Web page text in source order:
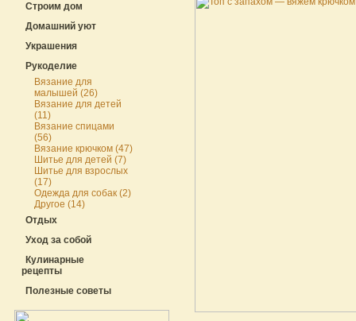
Строим дом
Домашний уют
Украшения
Рукоделие
Вязание для
малышей (26)
Вязание для детей
(11)
Вязание спицами
(56)
Вязание крючком (47)
Шитье для детей (7)
Шитье для взрослых
(17)
Одежда для собак (2)
Другое (14)
Отдых
Уход за собой
Кулинарные
рецепты
Полезные советы